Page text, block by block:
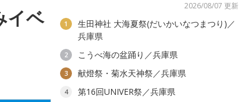
イベ
2026/08/07 更新
1
生田神社 大海夏祭(だいかいなつまつり)／
兵庫県
2 こうべ海の盆踊り／兵庫県
3 献燈祭・菊水天神祭／兵庫県
4 第16回UNIVER祭／兵庫県